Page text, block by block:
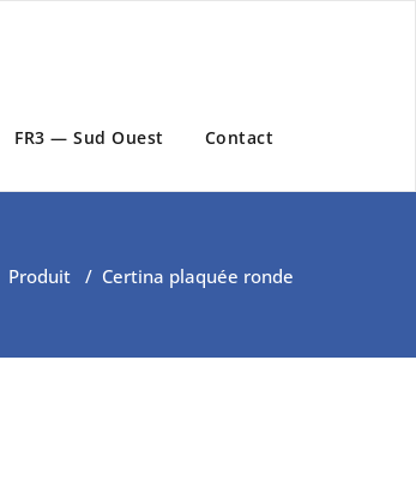
FR3 — Sud Ouest Contact
Produit / Certina plaquée ronde